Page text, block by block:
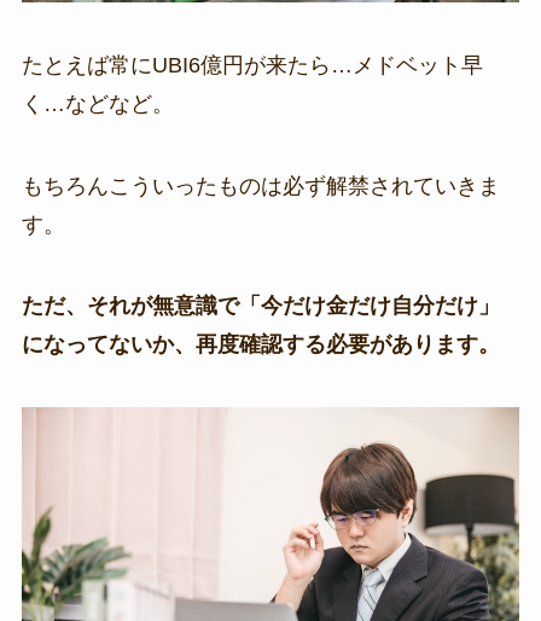
たとえば常にUBI6億円が来たら…メドベット早
く…などなど。
もちろんこういったものは必ず解禁されていきま
す。
ただ、それが無意識で「今だけ金だけ自分だけ」
になってないか、再度確認する必要があります。